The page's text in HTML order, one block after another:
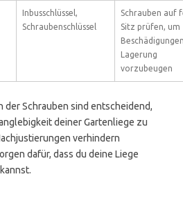
Inbusschlüssel,
Schraubenschlüssel
Schrauben auf
Sitz prüfen, um
Lagerung
vorzubeugen
der Schrauben sind entscheidend,
deiner Gartenliege zu
verhindern
dafür, dass du deine Liege